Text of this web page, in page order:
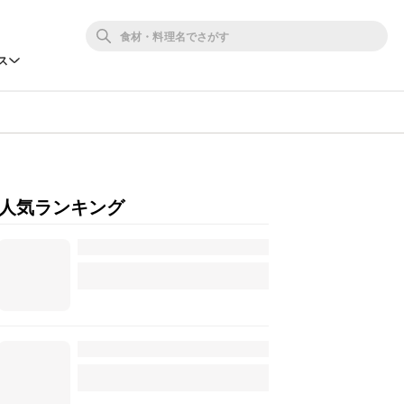
人気ランキング